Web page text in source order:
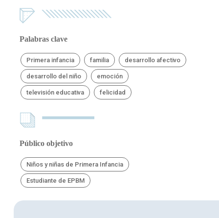
Palabras clave
Primera infancia familia desarrollo afectivo
desarrollo del niño emoción
televisión educativa felicidad
Público objetivo
Niños y niñas de Primera Infancia
Estudiante de EPBM